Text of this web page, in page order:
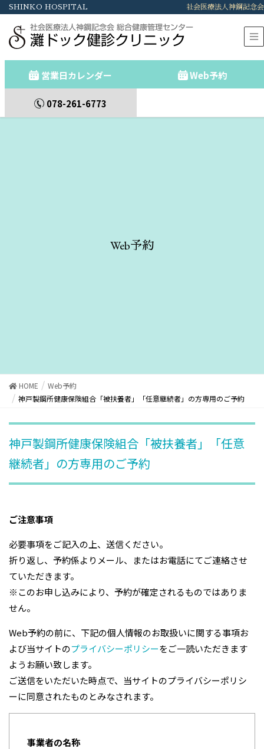
社会医療法人神鋼記念会
SHINKO HOSPITAL
社会医療法人神鋼記念会 総合健康管理センター
灘ドック健診クリニック
営業日カレンダー Web予約
078-261-6773
Web予約
HOME
Web予約
神戸製鋼所健康保険組合「被扶養者」「任意継続者」の方専用のご予約
神戸製鋼所健康保険組合「被扶養者」「任意
継続者」の方専用のご予約
ご注意事項
必要事項をご記入の上、送信ください。
折り返し、予約係よりメール、またはお電話にてご連絡させ
ていただきます。
※このお申し込みにより、予約が確定されるものではありま
せん。
Web予約の前に、下記の個人情報のお取扱いに関する事項お
よび当サイトのプライバシーポリシーをご一読いただきます
ようお願い致します。
ご送信をいただいた時点で、当サイトのプライバシーポリシ
ーに同意されたものとみなされます。
事業者の名称